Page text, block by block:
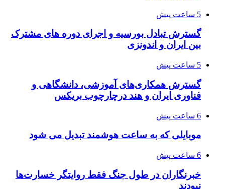
5 ساعت پیش
گسترش تبادل بورسیه و اجرای دوره های مشترک
بین ایران و اندونزی
5 ساعت پیش
گسترش همکاری‌های آموزشی، دانشگاهی و
فناوری ایران و هند درچارچوب بریکس
6 ساعت پیش
موبایلی که به ساعت هوشمند تبدیل می شود
6 ساعت پیش
خبرنگاران در طول جنگ فقط روایتگر خسارت‌ها
نبودند